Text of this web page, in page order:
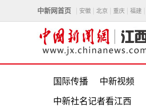
中新网首页 安徽 北京 重庆 福建
国际传播 中新视频
中新社名记者看江西